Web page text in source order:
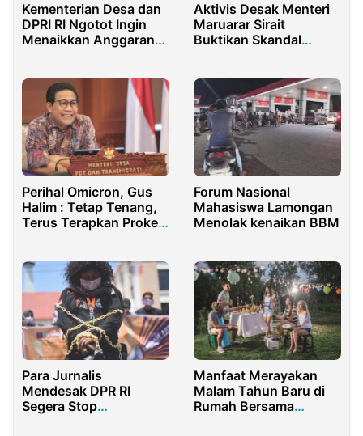
Kementerian Desa dan
DPRI RI Ngotot Ingin
Menaikkan Anggaran
Aktivis Desak Menteri
Maruarar Sirait
Buktikan Skandal
Perihal Omicron, Gus
Halim : Tetap Tenang,
Terus Terapkan Prokes
Forum Nasional
Mahasiswa Lamongan
Menolak kenaikan BBM
Para Jurnalis
Mendesak DPR RI
Segera Stop
Manfaat Merayakan
Malam Tahun Baru di
Rumah Bersama